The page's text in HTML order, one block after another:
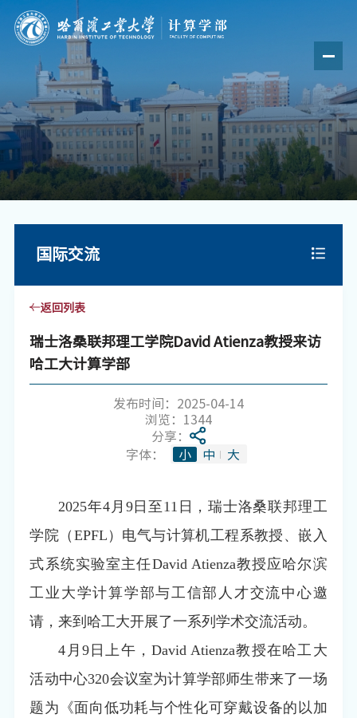
国际交流
返回列表
瑞士洛桑联邦理工学院David Atienza教授来访
哈工大计算学部
发布时间：2025-04-14
浏览： 1344
分享：
字体：
小 中 大
2025年4月9日至11日，瑞士洛桑联邦理工
学院（EPFL）电气与计算机工程系教授、嵌入
式系统实验室主任David Atienza教授应哈尔滨
工业大学计算学部与工信部人才交流中心邀
请，来到哈工大开展了一系列学术交流活动。
4月9日上午，David Atienza教授在哈工大
活动中心320会议室为计算学部师生带来了一场
题为《面向低功耗与个性化可穿戴设备的以加